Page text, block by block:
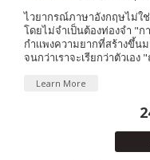
ไวยากรณ์ภาษาอังกฤษไม่ใ
โดยไม่จำเป็นต้องท่องจำ "
กำเเพงความยากที่สร้างขึ้น
จนกว่าเราจะเรียกว่าตัวเอง
Learn More